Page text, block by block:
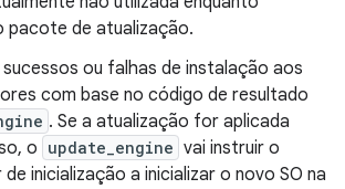
pacote de atualização.
ou falhas de instalação aos
com base no código de resultado
. Se a atualização for aplicada
o update_engine vai instruir o
inicialização a inicializar o novo SO na